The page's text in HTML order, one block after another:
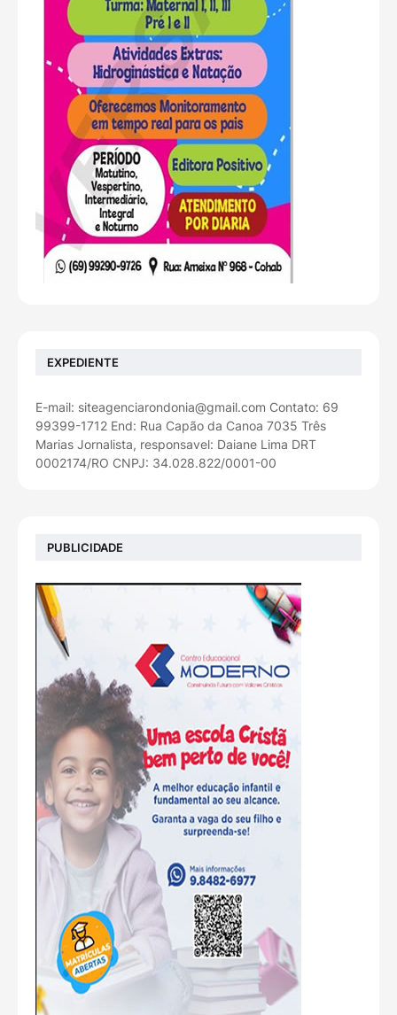
EXPEDIENTE
E-mail: siteagenciarondonia@gmail.com Contato: 69
99399-1712 End: Rua Capão da Canoa 7035 Três
Marias Jornalista, responsavel: Daiane Lima DRT
0002174/RO CNPJ: 34.028.822/0001-00
PUBLICIDADE